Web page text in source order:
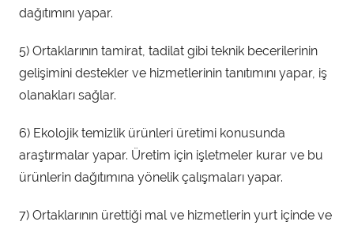
dağıtımını yapar.
5) Ortaklarının tamirat, tadilat gibi teknik becerilerinin
gelişimini destekler ve hizmetlerinin tanıtımını yapar, iş
olanakları sağlar.
6) Ekolojik temizlik ürünleri üretimi konusunda
araştırmalar yapar. Üretim için işletmeler kurar ve bu
ürünlerin dağıtımına yönelik çalışmaları yapar.
7) Ortaklarının ürettiği mal ve hizmetlerin yurt içinde ve